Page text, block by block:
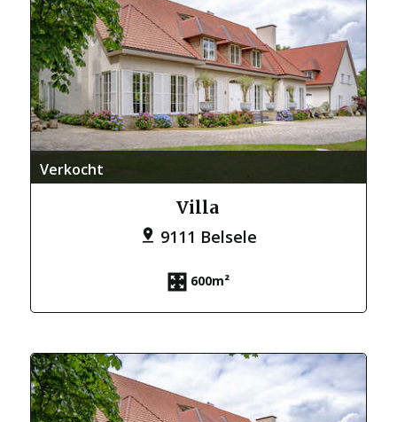
Verkocht
Villa
9111 Belsele
600m²